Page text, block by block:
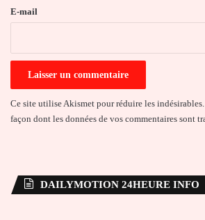
e
E-mail
Ce site utilise Akismet pour réduire les indésirables.
façon dont les données de vos commentaires sont
DAILYMOTION 24HEURE INFO